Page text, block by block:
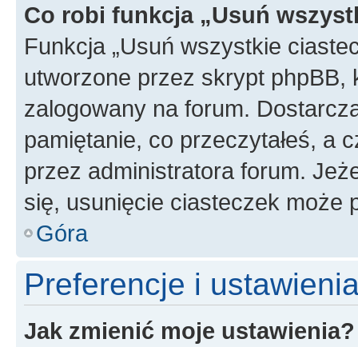
Co robi funkcja „Usuń
Funkcja „Usuń wszystkie
utworzone przez skrypt
zalogowany na forum.
pamiętanie, co przeczytałeś, a
przez administratora forum.
się, usunięcie ciasteczek może
Góra
Preferencje i
Jak zmienić moje ustawienia?